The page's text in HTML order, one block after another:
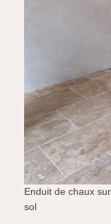
Enduit de chaux
sol